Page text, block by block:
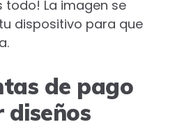
todo! La imagen se
dispositivo para que
de pago
diseños